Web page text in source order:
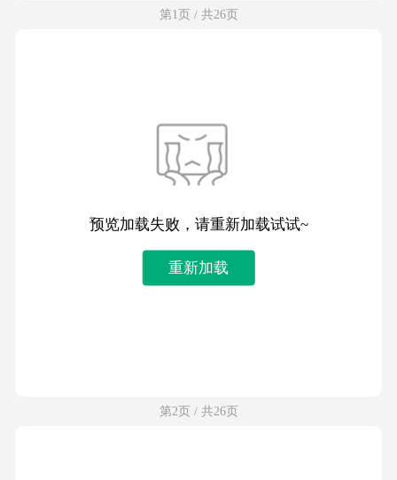
第1页 / 共26页
预览加载失败，请重新加载试试~
重新加载
第2页 / 共26页